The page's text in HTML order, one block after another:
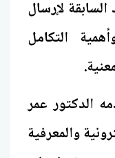
لإرسال
التكامل
الدكتور عمر
والمعرفية